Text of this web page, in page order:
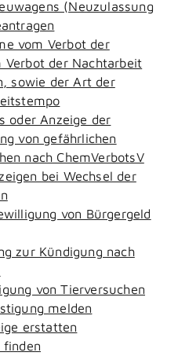
(Neuzulassung
vom Verbot der
Verbot der Nachtarbeit
sowie der Art der
oder Anzeige der
von gefährlichen
nach ChemVerbotsV
bei Wechsel der
von Bürgergeld
zur Kündigung nach
von Tierversuchen
melden
erstatten
finden